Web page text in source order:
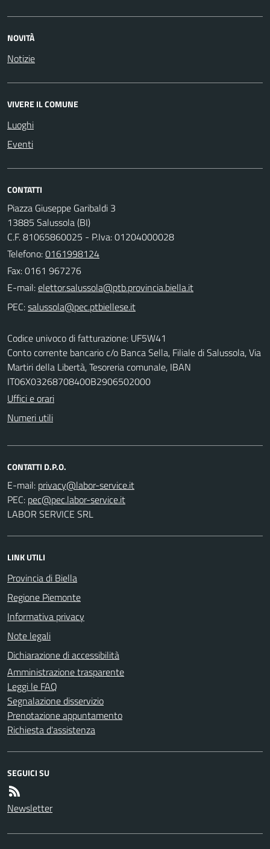
NOVITÀ
Notizie
VIVERE IL COMUNE
Luoghi
Eventi
CONTATTI
Piazza Giuseppe Garibaldi 3
13885 Salussola (BI)
C.F. 81065860025 - P.Iva: 01204000028
Telefono:0161998124
Fax: 0161 967276
E-mail:
PEC:
Codice univoco di fatturazione: UF5W41
Conto corrente bancario c/o Banca Sella, Filiale di Salussola, Via
Martiri della Libertà, Tesoreria comunale, IBAN
IT06X03268708400B2906502000
Uffici e orari
Numeri utili
CONTATTI D.P.O.
E-mail:
PEC:
LABOR SERVICE SRL
LINK UTILI
Provincia di Biella
Regione Piemonte
Informativa privacy
Note legali
Dichiarazione di accessibilità
Amministrazione trasparente
Leggi le FAQ
Segnalazione disservizio
Prenotazione appuntamento
Richiesta d'assistenza
SEGUICI SU
Newsletter